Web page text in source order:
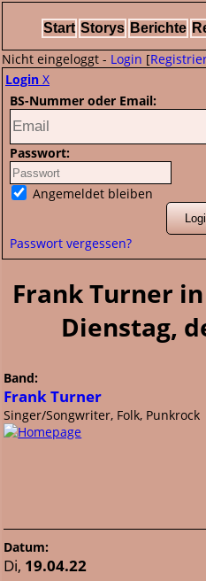
Start Storys Berichte
Nicht eingeloggt - Login [
Login X
BS-Nummer oder Email:
Passwort:
Angemeldet bleiben
Passwort vergessen?
Frank Turner
Dienstag,
Band:
Frank Turner
Singer/Songwriter, Folk, Punkrock
Datum:
Di, 19.04.22